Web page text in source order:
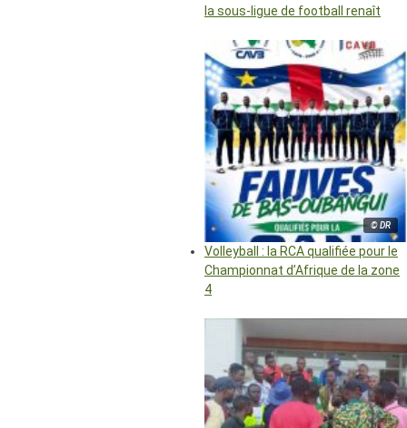
la sous-ligue de football renaît
© DR
Volleyball : la RCA qualifiée pour le
Championnat d’Afrique de la zone
4